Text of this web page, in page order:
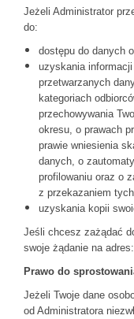
Jeżeli Administrator
do:
dostępu do danych
uzyskania
przetwarzanych
kategoriach
przechowywania
okresu, o prawach
prawie wniesienia
danych, o
profilowaniu oraz o
z przekazaniem
uzyskania kopii
Jeśli chcesz zażądać
swoje żądanie na adres:
Prawo do
Jeżeli Twoje dane
od Administratora